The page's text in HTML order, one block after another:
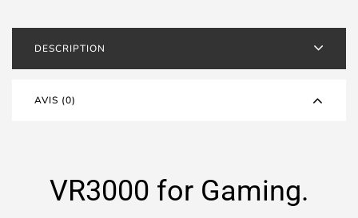
DESCRIPTION
AVIS (0)
VR3000 for Gaming.